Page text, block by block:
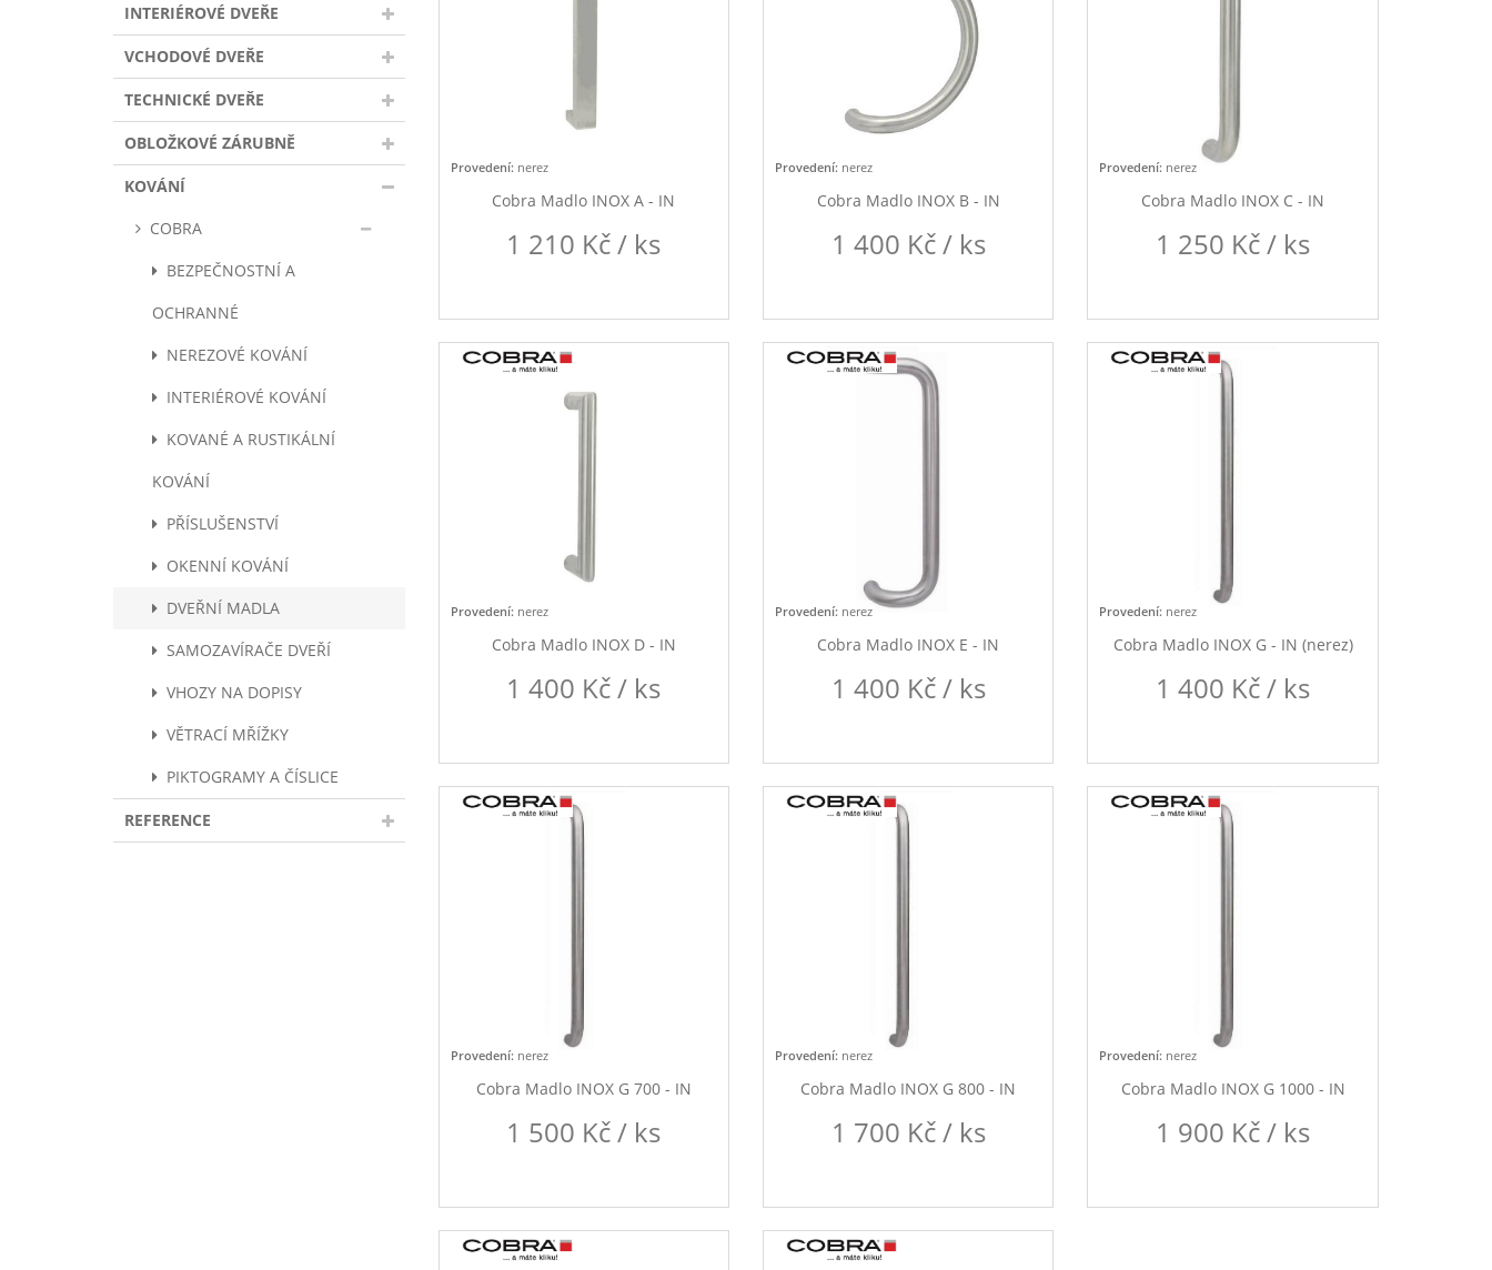
INTERIÉROVÉ DVEŘE
VCHODOVÉ DVEŘE
TECHNICKÉ DVEŘE
OBLOŽKOVÉ ZÁRUBNĚ
KOVÁNÍ
COBRA
BEZPEČNOSTNÍ A
OCHRANNÉ
NEREZOVÉ KOVÁNÍ
INTERIÉROVÉ KOVÁNÍ
KOVANÉ A RUSTIKÁLNÍ
KOVÁNÍ
PŘÍSLUŠENSTVÍ
OKENNÍ KOVÁNÍ
DVEŘNÍ MADLA
SAMOZAVÍRAČE DVEŘÍ
VHOZY NA DOPISY
VĚTRACÍ MŘÍŽKY
PIKTOGRAMY A ČÍSLICE
REFERENCE
Provedení:nerez
Cobra Madlo INOX A - IN
1 210 Kč / ks
Provedení:nerez
Cobra Madlo INOX B - IN
1 400 Kč / ks
Provedení: nerez
Cobra Madlo INOX C - IN
1 250 Kč / ks
Provedení:nerez
Cobra Madlo INOX D - IN
1 400 Kč / ks
Provedení:nerez
Cobra Madlo INOX E - IN
1 400 Kč / ks
Provedení: nerez
Cobra Madlo INOX G - IN (nerez)
1 400 Kč / ks
Provedení:nerez
Cobra Madlo INOX G 700 - IN
1 500 Kč / ks
Provedení:nerez
Cobra Madlo INOX G 800 - IN
1 700 Kč / ks
Provedení: nerez
Cobra Madlo INOX G 1000 - IN
1 900 Kč / ks